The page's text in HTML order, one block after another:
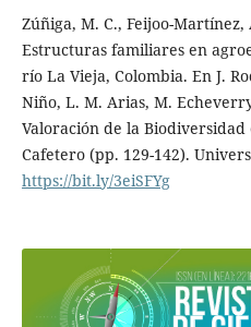
Zúñiga, M. C., Feijoo-
Estructuras familiares en
río La Vieja, Colombia. En J.
Niño, L. M. Arias, M.
Valoración de la
Cafetero (pp. 129-142).
https://bit.ly/3eiSFYg